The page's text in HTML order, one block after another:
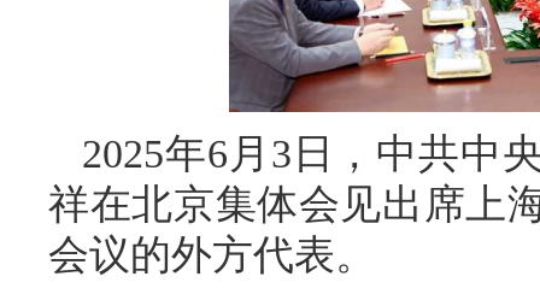
2025年6月3日，中共中
祥在北京集体会见出席上
会议的外方代表。